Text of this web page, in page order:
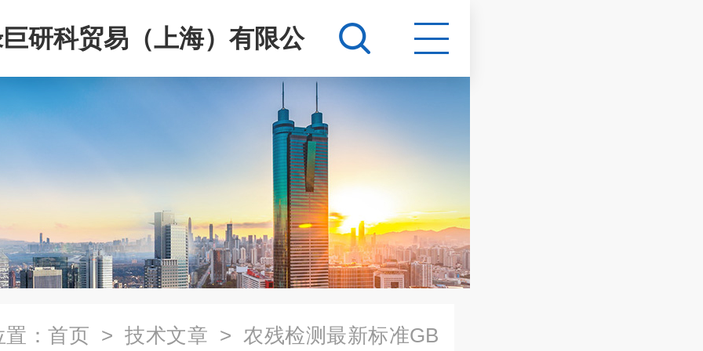
研科贸易（上海）有限公
： 首页 > 技术文章 > 农残检测最新标准GB